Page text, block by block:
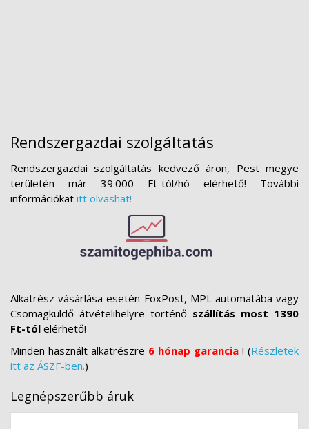
Rendszergazdai szolgáltatás
Rendszergazdai szolgáltatás kedvező áron, Pest megye
területén már 39.000 Ft-tól/hó elérhető! További
információkat itt olvashat!
Alkatrész vásárlása esetén FoxPost, MPL automatába vagy
Csomagküldő átvételihelyre történő szállítás most 1390
Ft-tól elérhető!
Minden használt alkatrészre 6 hónap garancia ! (Részletek
itt az ÁSZF-ben.)
Legnépszerűbb áruk